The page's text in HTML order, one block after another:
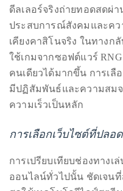
ดีลเลอร์จริงถ่ายทอดสดผ่
ประสบการณ์สังคมและคว
เคียงคาสิโนจริง ในทางก
ใช้เกมจากซอฟต์แวร์
คนเดียวได้มากขึ้น การเลื
มีปฏิสัมพันธ์และความสม
ความเร็วเป็นหลัก
การเลือกเว็บไซต์ที่ปลอ
การเปรียบเทียบช่องทางเ
ออนไลน์ทั่วไปนั้น ชัดเจน